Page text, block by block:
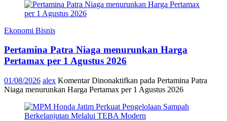
Ekonomi Bisnis
Pertamina Patra Niaga menurunkan Harga
Pertamax per 1 Agustus 2026
01/08/2026 alex Komentar Dinonaktifkan pada Pertamina Patra
Niaga menurunkan Harga Pertamax per 1 Agustus 2026